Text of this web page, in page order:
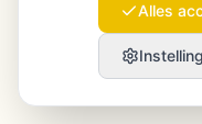
samengestelde
meestal na zes tot
Alles